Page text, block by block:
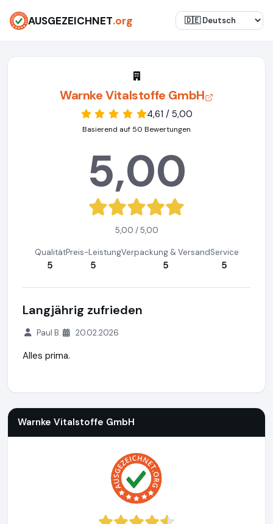
AUSGEZEICHNET.org
Warnke Vitalstoffe GmbH
4,61 / 5,00
Basierend auf 50 Bewertungen
5,00
5,00 / 5,00
Qualität
5
Preis-Leistung
5
Verpackung & Versand
5
Service
5
Langjährig zufrieden
Paul B. 20.02.2026
Alles prima.
Warnke Vitalstoffe GmbH